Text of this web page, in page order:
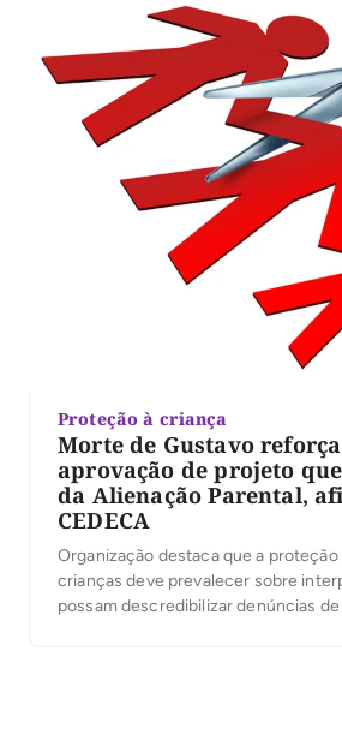
Proteção à criança
Morte de Gustavo
aprovação de projeto
da Alienação Parental,
CEDECA
Organização destaca que a proteção
crianças deve prevalecer sobre
possam descredibilizar denúncias